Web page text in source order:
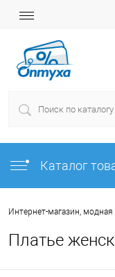
Каталог
Интернет-магазин,
Платье